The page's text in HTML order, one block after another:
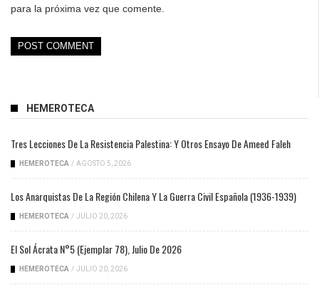
para la próxima vez que comente.
HEMEROTECA
Tres Lecciones De La Resistencia Palestina: Y Otros Ensayo De Ameed Faleh
HEMEROTECA / AGOSTO 5, 2026
Los Anarquistas De La Región Chilena Y La Guerra Civil Española (1936-1939)
HEMEROTECA / JULIO 20, 2026
El Sol Ácrata N°5 (ejemplar 78), Julio De 2026
HEMEROTECA / JULIO 20, 2026